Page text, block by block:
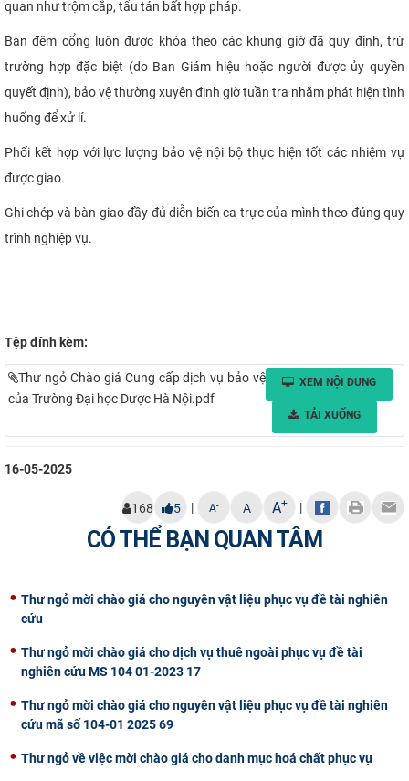
quan như trộm cắp, tẩu tán bất hợp pháp.
Ban đêm cổng luôn được khóa theo các khung giờ đã quy định, trừ
trường hợp đặc biệt (do Ban Giám hiệu hoặc người được ủy quyền
quyết định), bảo vệ thường xuyên định giờ tuần tra nhằm phát hiện tình
huống để xử lí.
Phối kết hợp với lực lượng bảo vệ nội bộ thực hiện tốt các nhiệm vụ
được giao.
Ghi chép và bàn giao đầy đủ diễn biến ca trực của mình theo đúng quy
trình nghiệp vụ.
Tệp đính kèm:
Thư ngỏ Chào giá Cung cấp dịch vụ bảo vệ
của Trường Đại học Dược Hà Nội.pdf
XEM NỘI DUNG
TẢI XUỐNG
16-05-2025
168 5 | A- A A+ |
CÓ THỂ BẠN QUAN TÂM
Thư ngỏ mời chào giá cho nguyên vật liệu phục vụ đề tài nghiên
cứu
Thư ngỏ mời chào giá cho dịch vụ thuê ngoài phục vụ đề tài
nghiên cứu MS 104 01-2023 17
Thư ngỏ mời chào giá cho nguyên vật liệu phục vụ đề tài nghiên
cứu mã số 104-01 2025 69
Thư ngỏ về việc mời chào giá cho danh mục hoá chất phục vụ